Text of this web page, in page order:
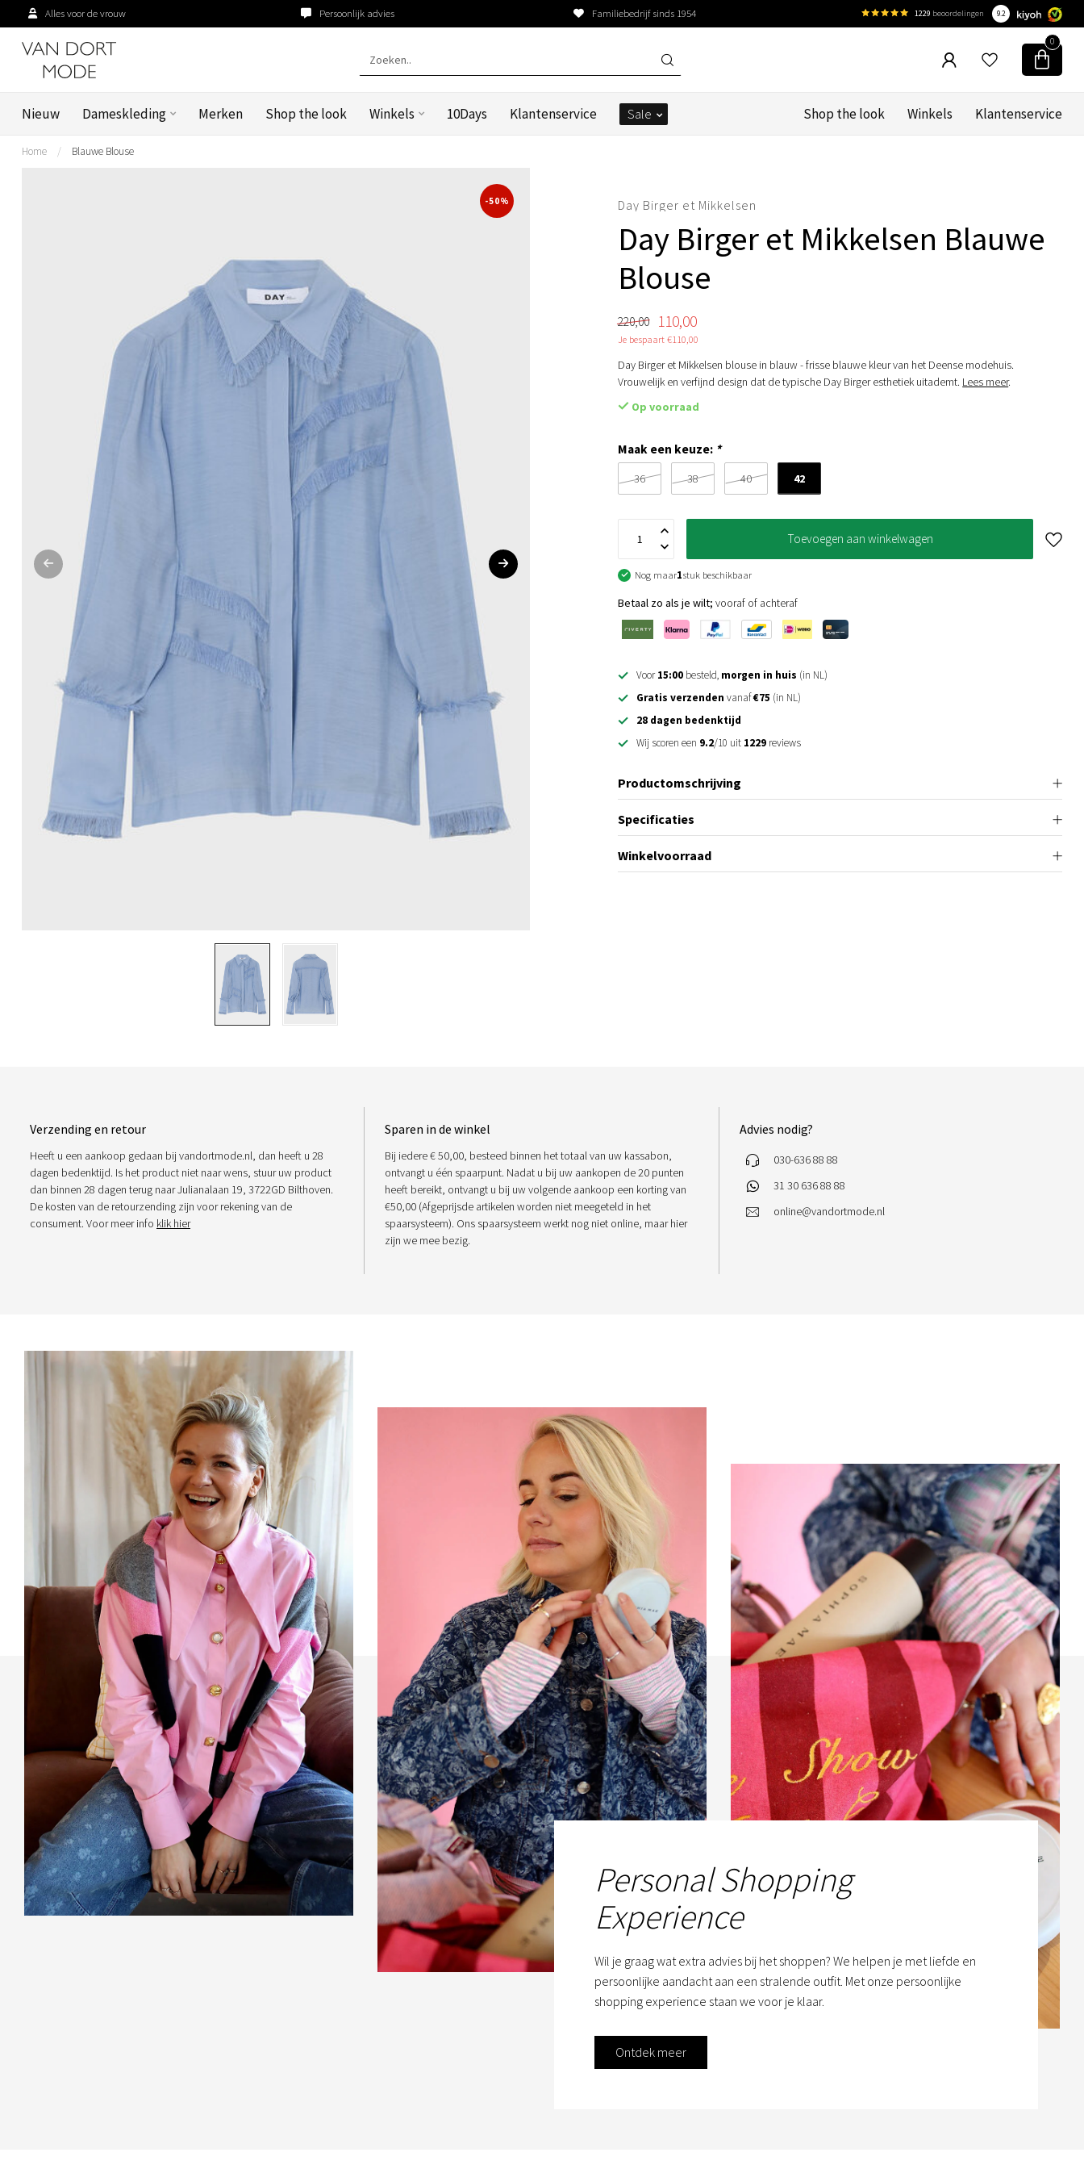
Alles voor de vrouw Persoonlijk advies Familiebedrijf sinds 1954 1229 beoordelingen 9.2
0
Nieuw Dameskleding Merken Shop the look Winkels 10Days Klantenservice Sale Shop the look Winkels Klantenservice
Home / Blauwe Blouse
-50% Day Birger et Mikkelsen
Day Birger et Mikkelsen Blauwe
Blouse
220,00 110,00
Je bespaart €110,00
Day Birger et Mikkelsen blouse in blauw - frisse blauwe kleur van het Deense modehuis.
Vrouwelijk en verfijnd design dat de typische Day Birger esthetiek uitademt. Lees meer.
Op voorraad
Maak een keuze: *
36 38 40 42
Toevoegen aan winkelwagen
Nog maar1stuk beschikbaar
Betaal zo als je wilt; vooraf of achteraf
Voor15:00 besteld, morgen in huis (in NL)
Gratis verzenden vanaf€75 (in NL)
28 dagen bedenktijd
Wij scoren een 9.2/10 uit 1229 reviews
Productomschrijving
Specificaties
Winkelvoorraad
Verzending en retour
Heeft u een aankoop gedaan bij vandortmode.nl, dan heeft u 28
dagen bedenktijd. Is het product niet naar wens, stuur uw product
dan binnen 28 dagen terug naar Julianalaan 19, 3722GD Bilthoven.
De kosten van de retourzending zijn voor rekening van de
consument. Voor meer info klik hier
Sparen in de winkel
Bij iedere € 50,00, besteed binnen het totaal van uw kassabon,
ontvangt u één spaarpunt. Nadat u bij uw aankopen de 20 punten
heeft bereikt, ontvangt u bij uw volgende aankoop een korting van
€50,00 (Afgeprijsde artikelen worden niet meegeteld in het
spaarsysteem). Ons spaarsysteem werkt nog niet online, maar hier
zijn we mee bezig.
Advies nodig?
030-636 88 88
31 30 636 88 88
online@vandortmode.nl
Personal Shopping
Experience
Wil je graag wat extra advies bij het shoppen? We helpen je met liefde en
persoonlijke aandacht aan een stralende outfit. Met onze persoonlijke
shopping experience staan we voor je klaar.
Ontdek meer